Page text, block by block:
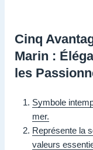
Cinq
Marin :
les
Symbole
mer.
Représente la
valeurs